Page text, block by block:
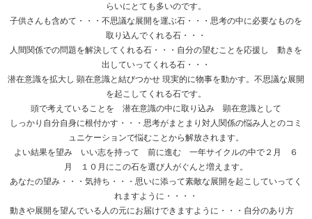
らいにとても多いのです。
子供さんも含めて・・・不思議な展開を運ぶ石・・・思考の中に必要なものを
取り込んでくれる石・・・
人間関係での問題を解決してくれる石・・・自分の望むことを応援し 動きを
出していってくれる石・・・
潜在意識を拡大し 顕在意識と結びつかせ 現実的に物事を動かす。不思議な展開
を起こしてくれる石です。
頭で考えていることを 潜在意識の中に取り込み 顕在意識として
しっかり自分自身に根付かす・・・思考がまとまり対人関係の悩み人とのコミ
ュニケーションで悩むことから解放されます。
よい結果を望み いい志を持って 前に進む 一年サイクルの中で２月 ６
月 １０月にこの石を選び人がぐんと増えます。
あなたの望み・・・気持ち・・・思いに添って素敵な展開を起こしていってく
れますように・・・・
動きや展開を望んでいる人の元にお届けできますように・・・自分のあり方